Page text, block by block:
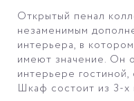
Открытый пенал
незаменимым
интерьера, в
имеют значение. Он
интерьере гостиной,
Шкаф состоит из 3-х